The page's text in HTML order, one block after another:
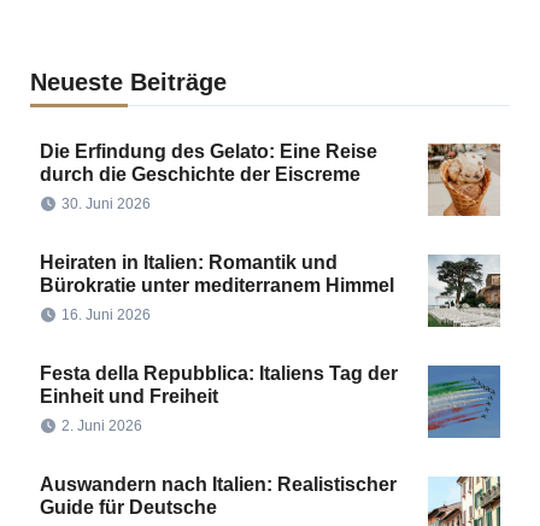
Neueste Beiträge
Die Erfindung des Gelato: Eine Reise
durch die Geschichte der Eiscreme
30. Juni 2026
Heiraten in Italien: Romantik und
Bürokratie unter mediterranem Himmel
16. Juni 2026
Festa della Repubblica: Italiens Tag der
Einheit und Freiheit
2. Juni 2026
Auswandern nach Italien: Realistischer
Guide für Deutsche